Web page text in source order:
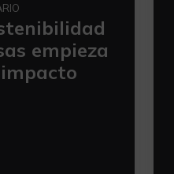
empieza